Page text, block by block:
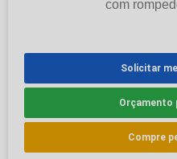
Solicitar
Orçamento
Compre